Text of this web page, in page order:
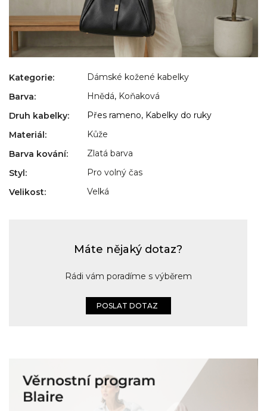
Kategorie:
Dámské kožené kabelky
Barva: Hnědá, Koňaková
Druh kabelky:
Přes rameno, Kabelky do ruky
Materiál:
Kůže
Barva kování:
Zlatá barva
Styl:
Pro volný čas
Velikost: Velká
Máte nějaký dotaz?
Rádi vám poradíme s výběrem
POSLAT DOTAZ